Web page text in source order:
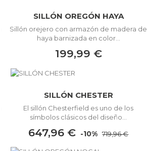
SILLÓN OREGÓN HAYA
Sillón orejero con armazón de madera de
haya barnizada en color...
199,99 €
SILLÓN CHESTER
El sillón Chesterfield es uno de los
símbolos clásicos del diseño...
647,96 € -10% 719,96 €